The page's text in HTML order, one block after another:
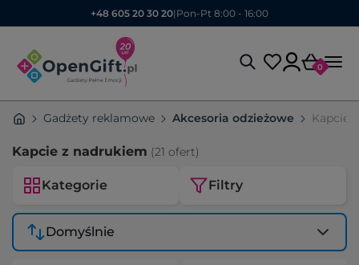
+48 605 20 30 20| Pon-Pt 8:00 - 16:00
0
Gadżety reklamowe Akcesoria odzieżowe Kapcie
Kapcie z nadrukiem (21 ofert)
Kategorie Filtry
Domyślnie